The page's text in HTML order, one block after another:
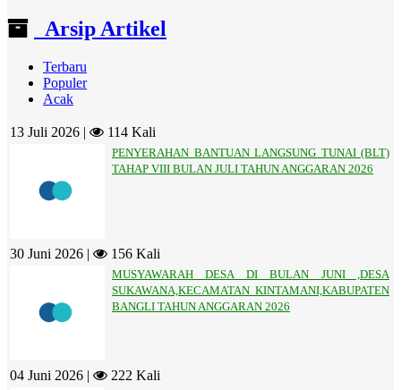
Arsip Artikel
Terbaru
Populer
Acak
13 Juli 2026 | 114 Kali
PENYERAHAN BANTUAN LANGSUNG TUNAI (BLT)
TAHAP VIII BULAN JULI TAHUN ANGGARAN 2026
30 Juni 2026 | 156 Kali
MUSYAWARAH DESA DI BULAN JUNI ,DESA
SUKAWANA,KECAMATAN KINTAMANI,KABUPATEN
BANGLI TAHUN ANGGARAN 2026
04 Juni 2026 | 222 Kali